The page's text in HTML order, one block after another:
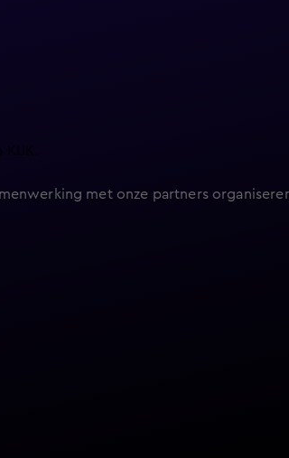
met onze partners